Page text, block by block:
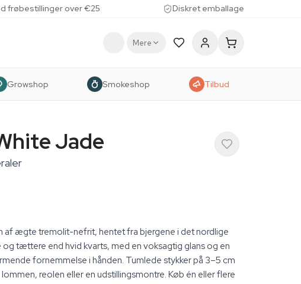
frøbestillinger over €25 Diskret emballage
Mere
Growshop Smokeshop Tilbud
Jade
af ægte tremolit-nefrit, hentet fra bjergene i det nordlige
og tættere end hvid kvarts, med en voksagtig glans og en
fornemmelse i hånden. Tumlede stykker på 3–5 cm
reolen eller en udstillingsmontre. Køb én eller flere